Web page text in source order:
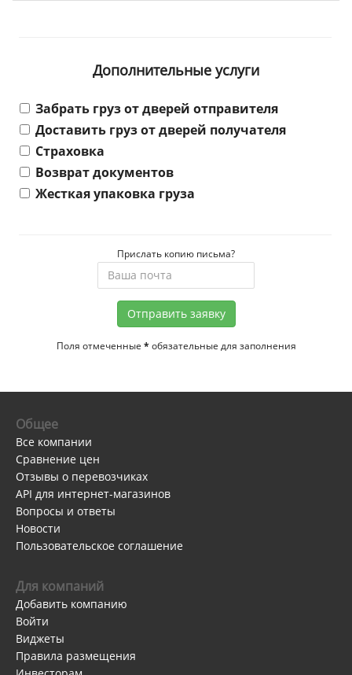
Дополнительные услуги
Забрать груз от дверей отправителя
Доставить груз от дверей получателя
Страховка
Возврат документов
Жесткая упаковка груза
Прислать копию письма?
Отправить заявку
Поля отмеченные * обязательные для заполнения
Общее
Все компании
Сравнение цен
Отзывы о перевозчиках
API для интернет-магазинов
Вопросы и ответы
Новости
Пользовательское соглашение
Для компаний
Добавить компанию
Войти
Виджеты
Правила размещения